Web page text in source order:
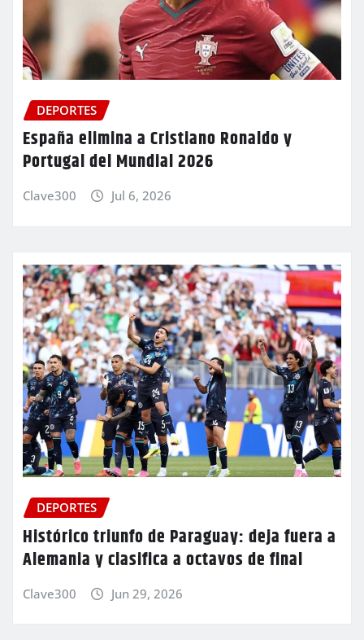
DEPORTES
España elimina a Cristiano Ronaldo y
Portugal del Mundial 2026
Clave300 Jul 6, 2026
DEPORTES
Histórico triunfo de Paraguay: deja fuera a
Alemania y clasifica a octavos de final
Clave300 Jun 29, 2026